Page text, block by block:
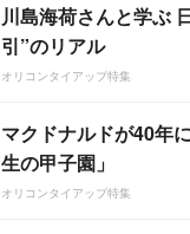
川島海荷さんと学ぶ
引”のリアル
オリコンタイアップ特集
マクドナルドが40年
生の甲子園」
オリコンタイアップ特集